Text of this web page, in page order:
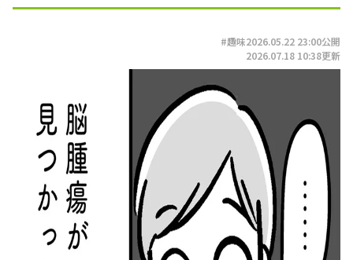
#趣味2026.05.22 23:00公開
2026.07.18 10:38更新